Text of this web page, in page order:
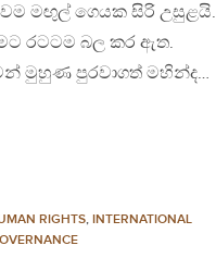
මඟුල් ගෙයක සිරි උසුළයි.
රටටම බල කර ඇත.
මුහුණ පුරවාගත් මහින්ද…
RIGHTS, INTERNATIONAL